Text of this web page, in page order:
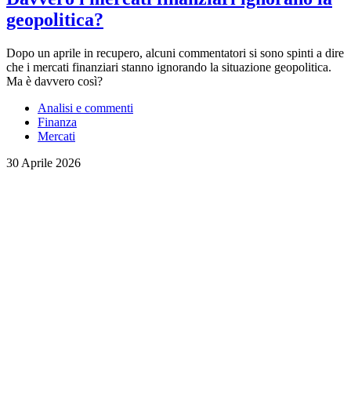
geopolitica?
Dopo un aprile in recupero, alcuni commentatori si sono spinti a dire
che i mercati finanziari stanno ignorando la situazione geopolitica.
Ma è davvero così?
Analisi e commenti
Finanza
Mercati
30 Aprile 2026